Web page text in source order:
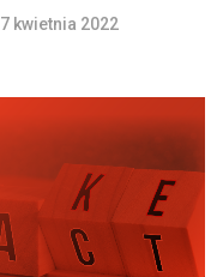
7 kwietnia 2022